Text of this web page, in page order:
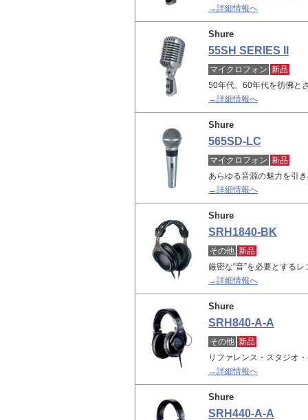
→詳細情報へ
Shure
55SH SERIES II
マイクロフォン 新品
50年代、60年代を彷佛と
→詳細情報へ
Shure
565SD-LC
マイクロフォン 新品
あらゆる音源の魅力を引
→詳細情報へ
Shure
SRH1840-BK
その他 新品
厳密な“音”を必要とする
→詳細情報へ
Shure
SRH840-A-A
その他 新品
リファレンス・スタジオ
→詳細情報へ
Shure
SRH440-A-A